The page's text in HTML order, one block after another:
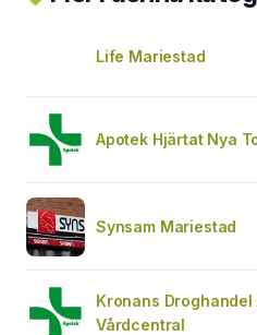
Life Mariestad
Apotek Hjärtat Nya
Synsam Mariestad
Kronans
Vårdcentral